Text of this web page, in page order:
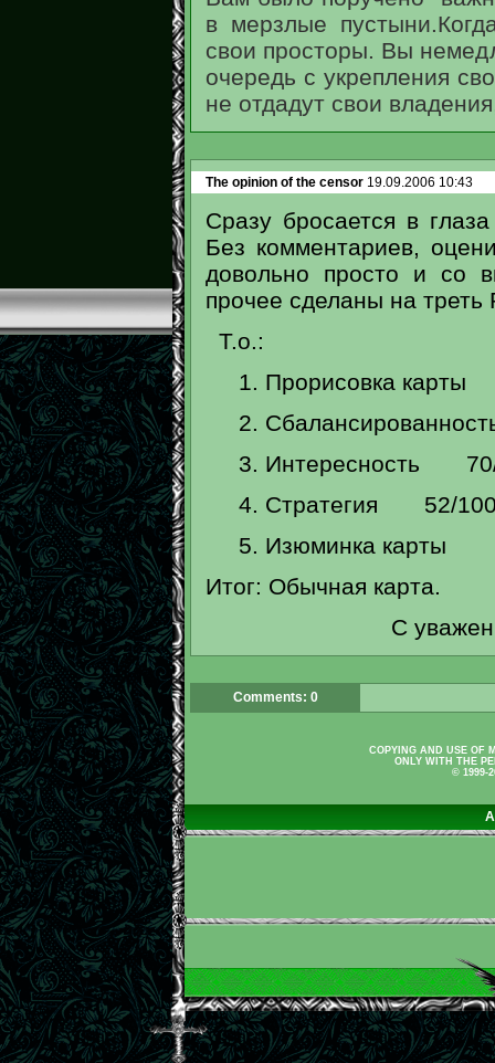
в мерзлые
свои просторы. Вы
очередь с укрепления
не отдадут свои
The opinion of the censor19.09.2006 10:43
Сразу бросается в
Без комментариев,
довольно просто и со
прочее сделаны на
Т.о.:
1. Прорисовка
2.
3. Интересность
4. Стратегия 52/
5. Изюминка
Итог: Обычная карта.
С уважением,
Comments: 0
COPYING AND USE OF
ONLY WITH THE
© 1999-